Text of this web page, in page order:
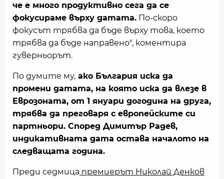
че е много продуктивно сега да се
фокусираме върху датата. По-скоро
фокусът трябва да бъде върху това, което
трябва да бъде направено", коментира
гуверньорът.
По думите му, ако България иска да
промени датата, на която иска да влезе в
Еврозоната, от 1 януари догодина на друга,
трябва да преговаря с европейските си
партньори. Според Димитър Радев,
индикативната дата остава началото на
следващата година.
Преди седмица премиерът Николай Денков